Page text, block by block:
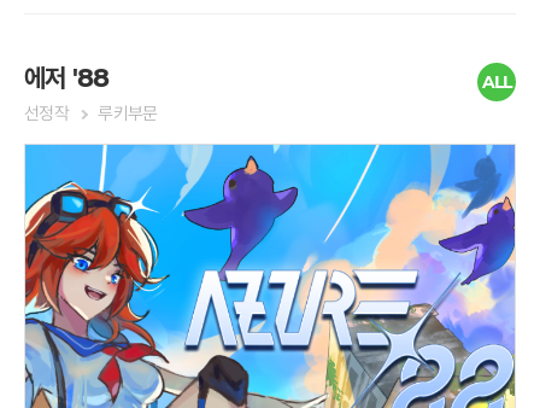
에저 '88
선정작 루키부문
ALL